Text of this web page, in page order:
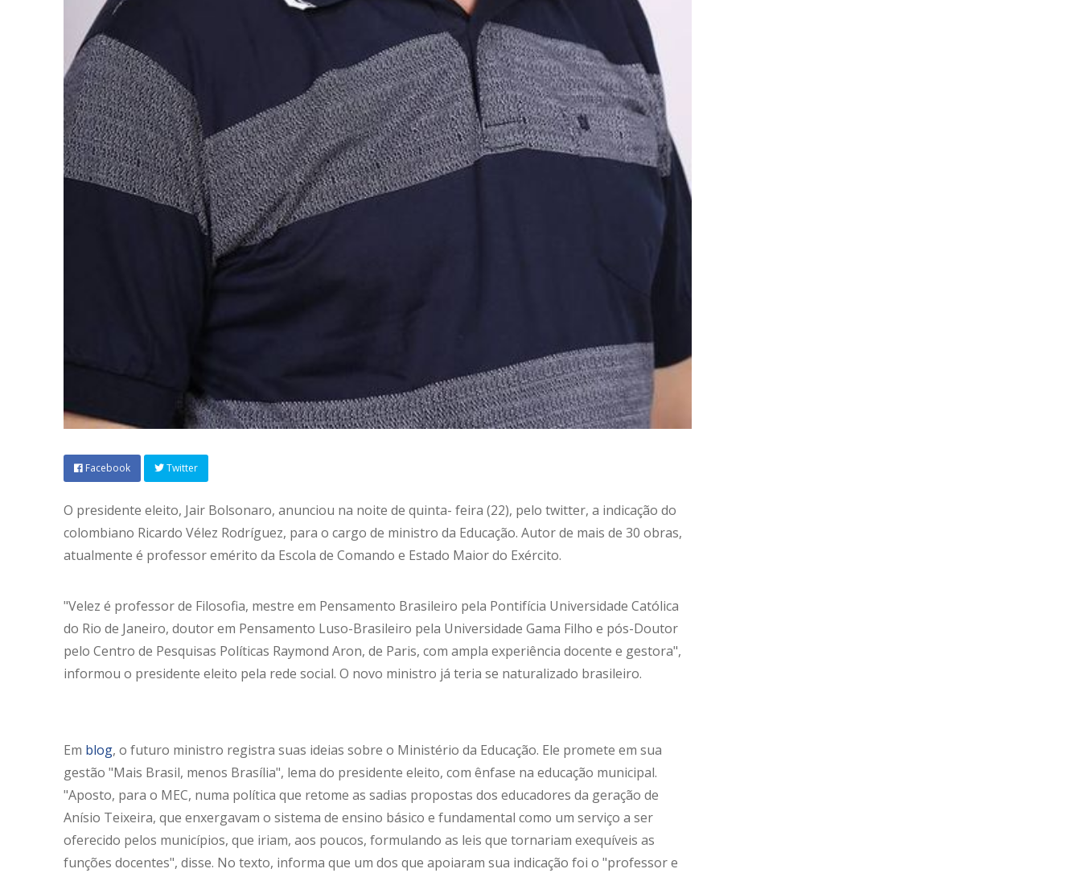
Facebook Twitter
O presidente eleito, Jair Bolsonaro, anunciou na noite de quinta- feira (22), pelo twitter, a indicação do
colombiano Ricardo Vélez Rodríguez, para o cargo de ministro da Educação. Autor de mais de 30 obras,
atualmente é professor emérito da Escola de Comando e Estado Maior do Exército.
"Velez é professor de Filosofia, mestre em Pensamento Brasileiro pela Pontifícia Universidade Católica
do Rio de Janeiro, doutor em Pensamento Luso-Brasileiro pela Universidade Gama Filho e pós-Doutor
pelo Centro de Pesquisas Políticas Raymond Aron, de Paris, com ampla experiência docente e gestora",
informou o presidente eleito pela rede social. O novo ministro já teria se naturalizado brasileiro.
Em blog, o futuro ministro registra suas ideias sobre o Ministério da Educação. Ele promete em sua
gestão "Mais Brasil, menos Brasília", lema do presidente eleito, com ênfase na educação municipal.
"Aposto, para o MEC, numa política que retome as sadias propostas dos educadores da geração de
Anísio Teixeira, que enxergavam o sistema de ensino básico e fundamental como um serviço a ser
oferecido pelos municípios, que iriam, aos poucos, formulando as leis que tornariam exequíveis as
funções docentes", disse. No texto, informa que um dos que apoiaram sua indicação foi o "professor e